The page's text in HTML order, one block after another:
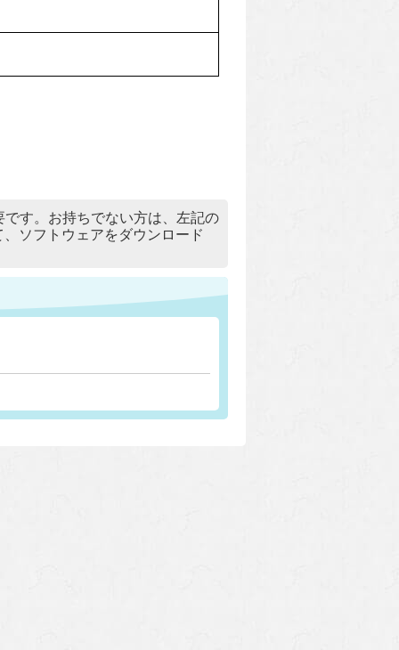
す。お持ちでない方は、左記の
ソフトウェアをダウンロード